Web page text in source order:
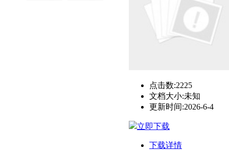
点击数:2225
文档大小:未知
更新时间:2026-6-4
立即下载
下载详情